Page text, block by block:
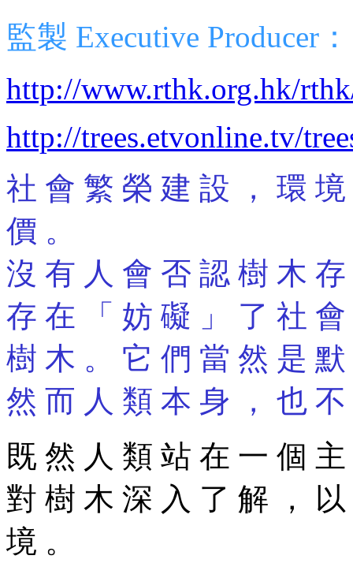
監製 Executive Producer
http://www.rthk.org.hk/
http://trees.etvonline.tv/
社 會 繁 榮 建 設 ， 環
價 。
沒 有 人 會 否 認 樹 木
存 在 「 妨 礙 」 了 社
樹 木 。 它 們 當 然 是
然 而 人 類 本 身 ， 也
既 然 人 類 站 在 一 個
對 樹 木 深 入 了 解 ，
境 。